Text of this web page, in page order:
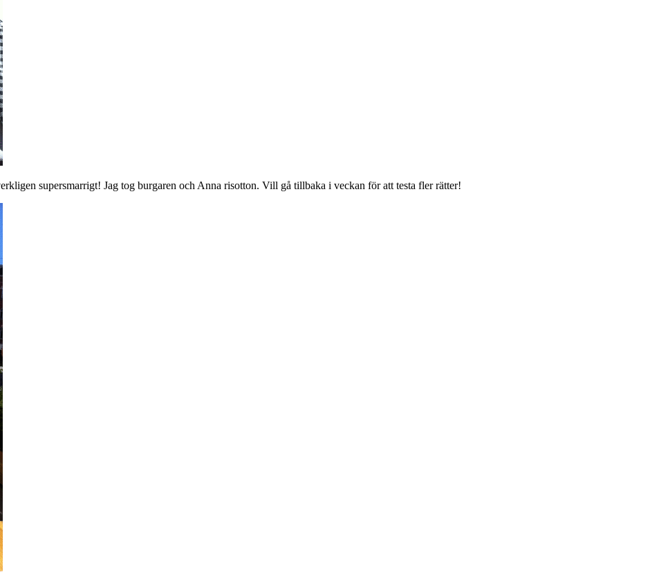
supersmarrigt! Jag tog burgaren och Anna risotton. Vill gå tillbaka i veckan för att testa fler rätter!